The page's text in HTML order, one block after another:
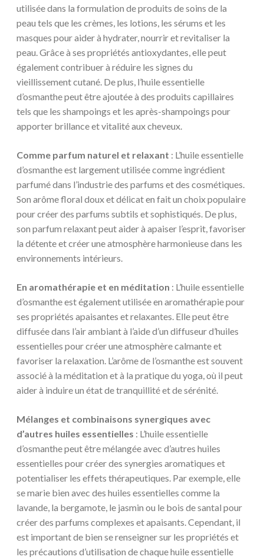
utilisée dans la formulation de produits de soins de la
peau tels que les crèmes, les lotions, les sérums et les
masques pour aider à hydrater, nourrir et revitaliser la
peau. Grâce à ses propriétés antioxydantes, elle peut
également contribuer à réduire les signes du
vieillissement cutané. De plus, l’huile essentielle
d’osmanthe peut être ajoutée à des produits capillaires
tels que les shampoings et les après-shampoings pour
apporter brillance et vitalité aux cheveux.
Comme parfum naturel et relaxant : L’huile essentielle
d’osmanthe est largement utilisée comme ingrédient
parfumé dans l’industrie des parfums et des cosmétiques.
Son arôme floral doux et délicat en fait un choix populaire
pour créer des parfums subtils et sophistiqués. De plus,
son parfum relaxant peut aider à apaiser l’esprit, favoriser
la détente et créer une atmosphère harmonieuse dans les
environnements intérieurs.
En aromathérapie et en méditation : L’huile essentielle
d’osmanthe est également utilisée en aromathérapie pour
ses propriétés apaisantes et relaxantes. Elle peut être
diffusée dans l’air ambiant à l’aide d’un diffuseur d’huiles
essentielles pour créer une atmosphère calmante et
favoriser la relaxation. L’arôme de l’osmanthe est souvent
associé à la méditation et à la pratique du yoga, où il peut
aider à induire un état de tranquillité et de sérénité.
Mélanges et combinaisons synergiques avec
d’autres huiles essentielles : L’huile essentielle
d’osmanthe peut être mélangée avec d’autres huiles
essentielles pour créer des synergies aromatiques et
potentialiser les effets thérapeutiques. Par exemple, elle
se marie bien avec des huiles essentielles comme la
lavande, la bergamote, le jasmin ou le bois de santal pour
créer des parfums complexes et apaisants. Cependant, il
est important de bien se renseigner sur les propriétés et
les précautions d’utilisation de chaque huile essentielle